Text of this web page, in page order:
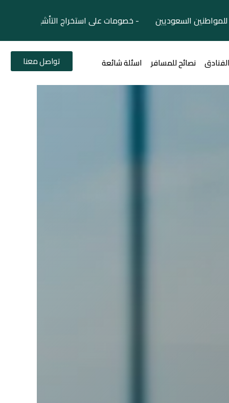
السعوديين - خصومات على استخراج التأشيرات
نصائح للمسافر اسئلة شائعة تواصل معنا